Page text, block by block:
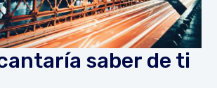
saber de ti